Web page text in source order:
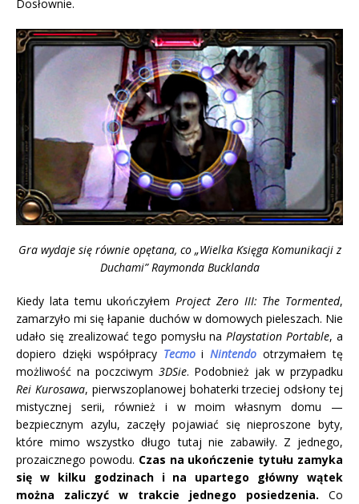
Dosłownie.
Gra wydaje się równie opętana, co „Wielka Księga Komunikacji z
Duchami” Raymonda Bucklanda
Kiedy lata temu ukończyłem Project Zero III: The Tormented,
zamarzyło mi się łapanie duchów w domowych pieleszach. Nie
udało się zrealizować tego pomysłu naPlaystation Portable, a
dopiero dzięki współpracy TecmoiNintendo otrzymałem tę
możliwość na poczciwym 3DSie. Podobnież jak w przypadku
Rei Kurosawa, pierwszoplanowej bohaterki trzeciej odsłony tej
mistycznej serii, również i w moim własnym domu —
bezpiecznym azylu, zaczęły pojawiać się nieproszone byty,
które mimo wszystko długo tutaj nie zabawiły. Z jednego,
prozaicznego powodu. Czas na ukończenie tytułu zamyka
się w kilku godzinach i na upartego główny wątek
można zaliczyć w trakcie jednego posiedzenia. Co